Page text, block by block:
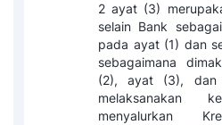
2 ayat (3)
selain Bank
pada ayat (1) dan
sebagaimana
(2), ayat (3),
melaksanakan
menyalurkan